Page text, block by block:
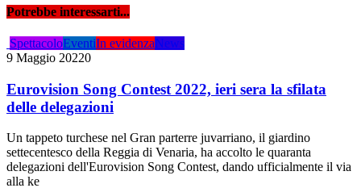
Potrebbe interessarti...
SpettacoloEventiIn evidenzaNews
9 Maggio 20220
Eurovision Song Contest 2022, ieri sera la sfilata
delle delegazioni
Un tappeto turchese nel Gran parterre juvarriano, il giardino
settecentesco della Reggia di Venaria, ha accolto le quaranta
delegazioni dell'Eurovision Song Contest, dando ufficialmente il via
alla ke